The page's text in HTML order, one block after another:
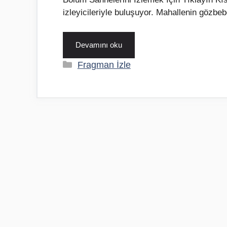
izleyicileriyle buluşuyor. Mahallenin
Devamını oku
Kategoriler
Fragman İzle